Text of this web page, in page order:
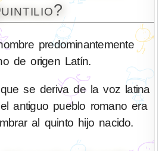
predominantemente
de origen Latín.
se deriva de la voz latina
antiguo pueblo romano era
al quinto hijo nacido.